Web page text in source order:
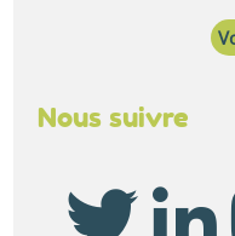
Nous suivre